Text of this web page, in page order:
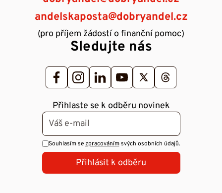
andelskaposta@dobryandel.cz
(pro příjem žádostí o finanční pomoc)
Sledujte nás
Přihlaste se k odběru novinek
Souhlasím sezpracovánímsvých osobních údajů.
Přihlásit k odběru